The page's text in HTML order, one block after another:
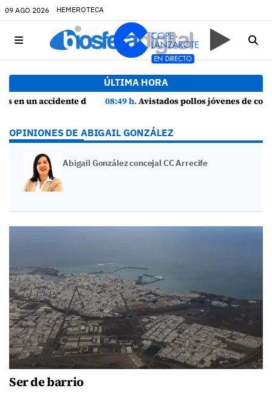
09 AGO 2026 HEMEROTECA
ÚLTIMA HORA
08:49 h.Avistados pollos jóvenes de corredor sahariano y episodios de cortejo de hubara cerca del rally de Lanzarote
OPINIONES DE ABIGAIL GONZÁLEZ
Abigail González concejal CC Arrecife
Ser de barrio